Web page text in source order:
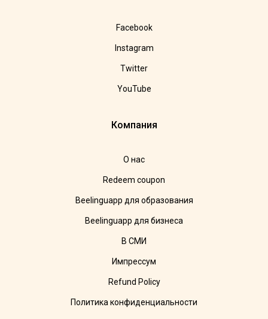
Facebook
Instagram
Twitter
YouTube
Компания
О нас
Redeem coupon
Beelinguapp для образования
Beelinguapp для бизнеса
В СМИ
Импрессум
Refund Policy
Политика конфиденциальности